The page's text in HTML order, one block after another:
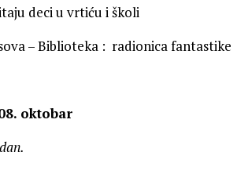
deci u vrtiću i školi
– Biblioteka : radionica fantastike
oktobar